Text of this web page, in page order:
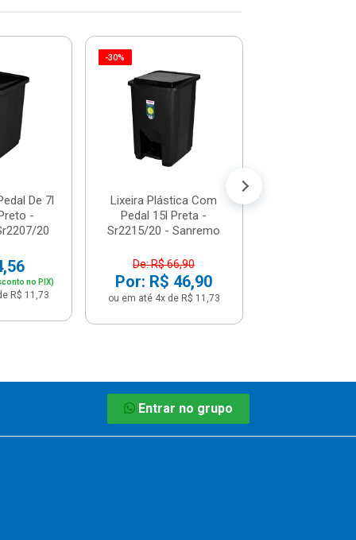
De 7l
-
20
no PIX)
R$ 11,73
-30%
Lixeira Plástica Com
Pedal 15l Preta -
Sr2215/20 - Sanremo
De: R$ 66,90
Por: R$ 46,90
ou em até 4x de R$ 11,73
Entrar no grupo